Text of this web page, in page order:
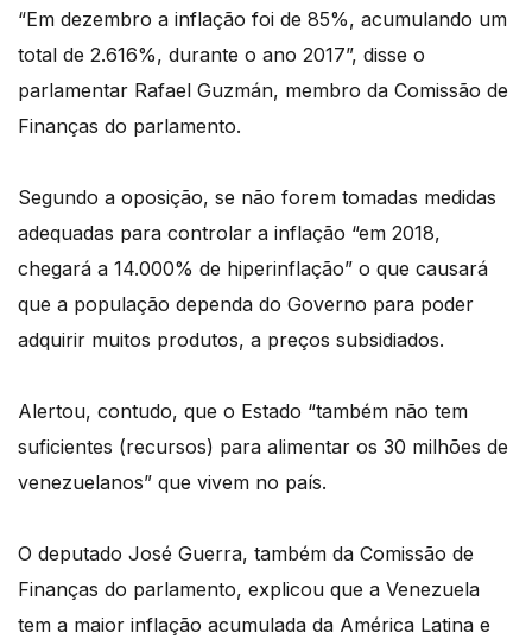
“Em dezembro a inflação foi de 85%, acumulando um
total de 2.616%, durante o ano 2017”, disse o
parlamentar Rafael Guzmán, membro da Comissão de
Finanças do parlamento.
Segundo a oposição, se não forem tomadas medidas
adequadas para controlar a inflação “em 2018,
chegará a 14.000% de hiperinflação” o que causará
que a população dependa do Governo para poder
adquirir muitos produtos, a preços subsidiados.
Alertou, contudo, que o Estado “também não tem
suficientes (recursos) para alimentar os 30 milhões de
venezuelanos” que vivem no país.
O deputado José Guerra, também da Comissão de
Finanças do parlamento, explicou que a Venezuela
tem a maior inflação acumulada da América Latina e